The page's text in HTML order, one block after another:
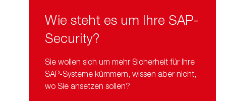
Wie steht es um Ihre SAP-
Security?
Sie wollen sich um mehr Sicherheit für Ihre
SAP-Systeme kümmern, wissen aber nicht,
wo Sie ansetzen sollen?